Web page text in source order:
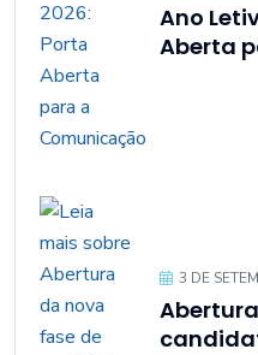
Ano
Aberta
3 DE